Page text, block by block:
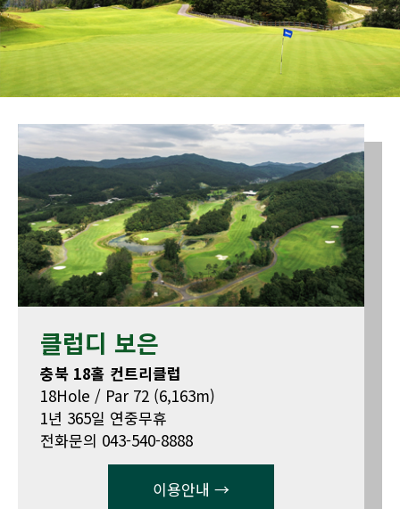
클럽디 보은
충북 18홀 컨트리클럽
18Hole / Par 72 (6,163m)
1년 365일 연중무휴
전화문의 043-540-8888
이용안내 →